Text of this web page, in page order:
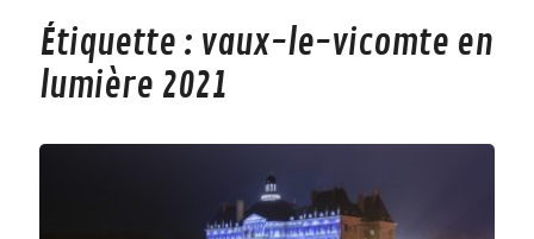
Étiquette : vaux-le-vicomte en
lumière 2021